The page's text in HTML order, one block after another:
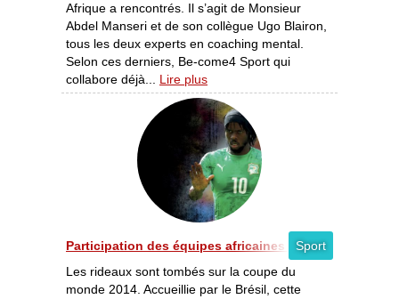
Afrique a rencontrés. Il s’agit de Monsieur
Abdel Manseri et de son collègue Ugo Blairon,
tous les deux experts en coaching mental.
Selon ces derniers, Be-come4 Sport qui
collabore déjà... Lire plus
Sport
Participation des équipes africaines au mondial -
Les rideaux sont tombés sur la coupe du
monde 2014. Accueillie par le Brésil, cette